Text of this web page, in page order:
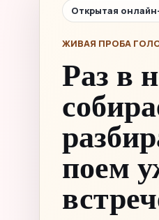
Открытая
ЖИВАЯ ПРОБА
Раз в
поем